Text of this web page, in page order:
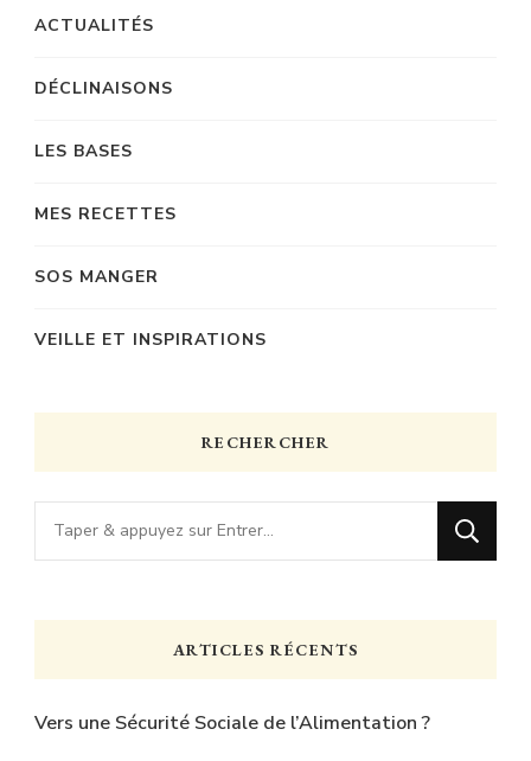
ACTUALITÉS
DÉCLINAISONS
LES BASES
MES RECETTES
SOS MANGER
VEILLE ET INSPIRATIONS
RECHERCHER
Vous
recherchiez
chose
ARTICLES RÉCENTS
Vers une Sécurité Sociale de l’Alimentation ?